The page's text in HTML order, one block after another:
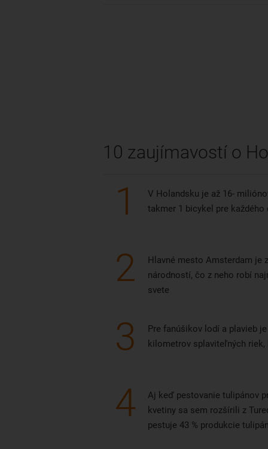
10 zaujímavostí o
1
V Holandsku je až 16-
takmer 1 bicykel pre každého
2
Hlavné mesto Amsterdam je
národností, čo z neho robí
svete
3
Pre fanúšikov lodí a plavieb
kilometrov splaviteľných riek,
4
Aj keď pestovanie tulipánov
kvetiny sa sem rozšírili z
pestuje 43 % produkcie